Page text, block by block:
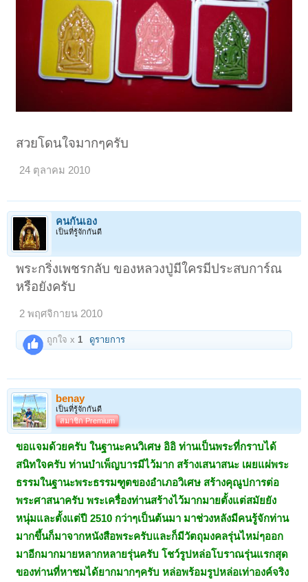
สวยโดนใจมากๆครับ
24 ตุลาคม 2010
คนกันเอง
เป็นที่รู้จักกันดี
พระกริ่งเพชรกลับ ของหลวงปู่มีใครมีประสบการ์ณ
หรือยังครับ
2 พฤศจิกายน 2010
ถูกใจ x 1 ดูรายการ
benay
เป็นที่รู้จักกันดี
สมาชิก Premium
ขอแจมด้วยครับ ในฐานะคนวิเศษ อิอิ ท่านเป็นพระที่กราบได้
สนิทใจครับ ท่านบำเพ็ญบารมีไว้มาก สร้างเสนาสนะ เผยแผ่พระ
ธรรมในฐานะพระธรรมฑูตของอำเภอวิเศษ สร้างคุณูปการต่อ
พระศาสนาครับ พระเครื่องท่านสร้างไว้มากมายตั้งแต่สมัยยัง
หนุ่มและตั้งแต่ปี 2510 กว่าๆเป็นต้นมา มาช่วงหลังมีคนรู้จักท่าน
มากขึ้นก็มาจากหนังสือพระครับและก็มีวัตถุมงคลรุ่นไหม่ๆออก
มาอีกมากมายหลากหลายรุ่นครับ โชว์รูปหล่อโบราณรุ่นแรกสุด
ของท่านที่หาชมได้ยากมากๆครับ หล่อพร้อมรูปหล่อเท่าองค์จริง